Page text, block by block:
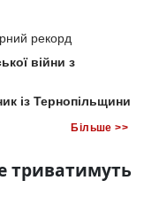
рекорд
війни з
із Тернопільщини
Більше >>
триватимуть